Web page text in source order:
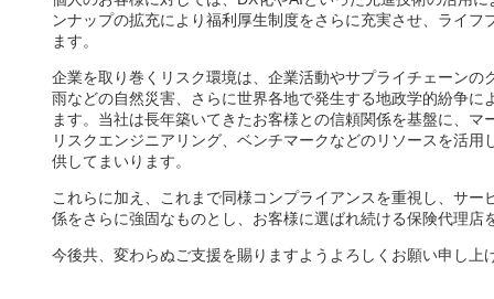
ンナップの拡充により福利厚生制度をさらに充実させ、ライ
ます。
企業を取り巻くリスク環境は、企業活動やサプライチェーン
雨などの自然災害、さらに世界各地で発生する地政学的紛争
ます。当社は長年築いてきたお客様との信頼関係を基盤に、
リスクエンジニアリング、ベンチマークなどのリソースを活
供してまいります。​
これらに加え、これまで同様コンプライアンスを重視し、サ
係をさらに強固なものとし、お客様に選ばれ続ける保険代理店
今後共、変わらぬご支援を賜りますようよろしくお願い申し上